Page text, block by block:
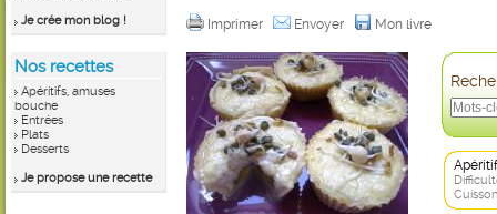
Je crée mon blog !
Nos recettes
Apéritifs, amuses
bouche
Entrées
Plats
Desserts
Je propose une recette
Imprimer Envoyer Mon livre